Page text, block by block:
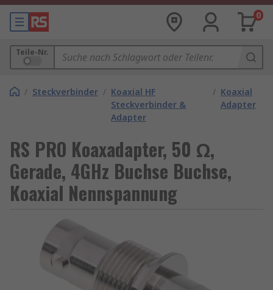
0
Teile-Nr.
/ Steckverbinder / Koaxial HF
Steckverbinder &
Adapter
/ Koaxial
Adapter
RS PRO Koaxadapter, 50 Ω,
Gerade, 4GHz Buchse Buchse,
Koaxial Nennspannung